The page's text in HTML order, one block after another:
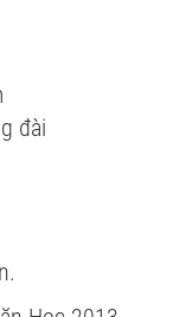
đài